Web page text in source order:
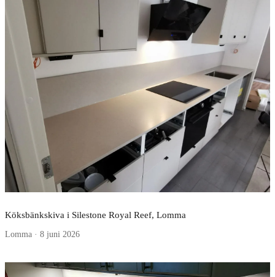
Köksbänkskiva i Silestone Royal Reef, Lomma
Lomma · 8 juni 2026